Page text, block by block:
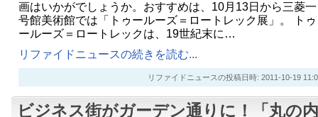
画はいかがでしょうか。おすすめは、10月13日から三菱一
号館美術館では「トゥールーズ＝ロートレック展」。 トゥ
ールーズ＝ロートレックは、19世紀末に…
リファイドニュースの続きを読む...
リファイドニュースの投稿日時: 2011-10-19
ビジネス街がガーデン通りに！「丸の内